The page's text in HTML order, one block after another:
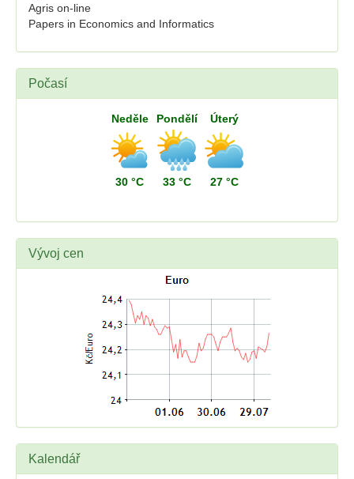
Agris on-line
Papers in Economics and Informatics
Počasí
Neděle
30 °C
Pondělí
33 °C
Úterý
27 °C
Vývoj cen
Kalendář